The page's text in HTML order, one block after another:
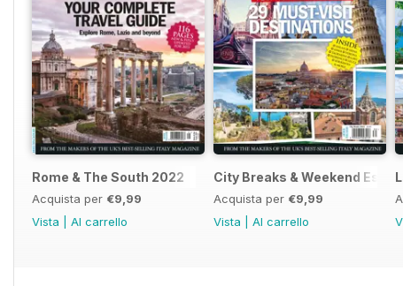
Rome & The South 2022
Acquista per €9,99
Vista
Al carrello
City Breaks & Weekend
Acquista per €9,99
Vista
Al carrello